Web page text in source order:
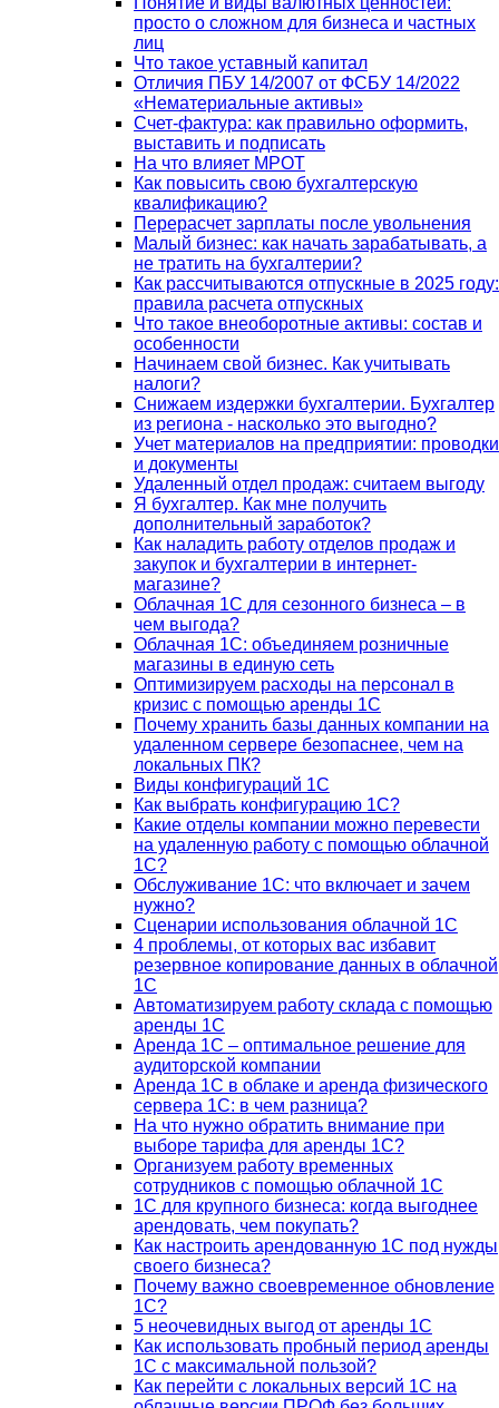
просто о сложном для бизнеса и частных
лиц
Что такое уставный капитал
Отличия ПБУ 14/2007 от ФСБУ 14/2022
«Нематериальные активы»
Счет-фактура: как правильно оформить,
выставить и подписать
На что влияет МРОТ
Как повысить свою бухгалтерскую
квалификацию?
Перерасчет зарплаты после увольнения
Малый бизнес: как начать зарабатывать, а
не тратить на бухгалтерии?
Как рассчитываются отпускные в 2025 году:
правила расчета отпускных
Что такое внеоборотные активы: состав и
особенности
Начинаем свой бизнес. Как учитывать
налоги?
Снижаем издержки бухгалтерии. Бухгалтер
из региона - насколько это выгодно?
Учет материалов на предприятии: проводки
и документы
Удаленный отдел продаж: считаем выгоду
Я бухгалтер. Как мне получить
дополнительный заработок?
Как наладить работу отделов продаж и
закупок и бухгалтерии в интернет-
магазине?
Облачная 1С для сезонного бизнеса – в
чем выгода?
Облачная 1С: объединяем розничные
магазины в единую сеть
Оптимизируем расходы на персонал в
кризис с помощью аренды 1С
Почему хранить базы данных компании на
удаленном сервере безопаснее, чем на
локальных ПК?
Виды конфигураций 1С
Как выбрать конфигурацию 1С?
Какие отделы компании можно перевести
на удаленную работу с помощью облачной
1С?
Обслуживание 1С: что включает и зачем
нужно?
Сценарии использования облачной 1С
4 проблемы, от которых вас избавит
резервное копирование данных в облачной
1С
Автоматизируем работу склада с помощью
аренды 1С
Аренда 1С – оптимальное решение для
аудиторской компании
Аренда 1С в облаке и аренда физического
сервера 1С: в чем разница?
На что нужно обратить внимание при
выборе тарифа для аренды 1С?
Организуем работу временных
сотрудников с помощью облачной 1С
1С для крупного бизнеса: когда выгоднее
арендовать, чем покупать?
Как настроить арендованную 1С под нужды
своего бизнеса?
Почему важно своевременное обновление
1С?
5 неочевидных выгод от аренды 1С
Как использовать пробный период аренды
1С с максимальной пользой?
Как перейти с локальных версий 1С на